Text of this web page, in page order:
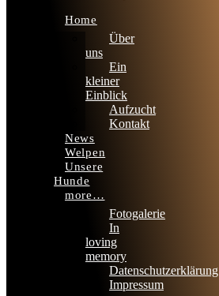
Home
Über
uns
Ein
kleiner
Einblick
Aufzucht
Kontakt
News
Welpen
Unsere
Hunde
more…
Fotogalerie
In
loving
memory
Datenschutzerklärung
Impressum